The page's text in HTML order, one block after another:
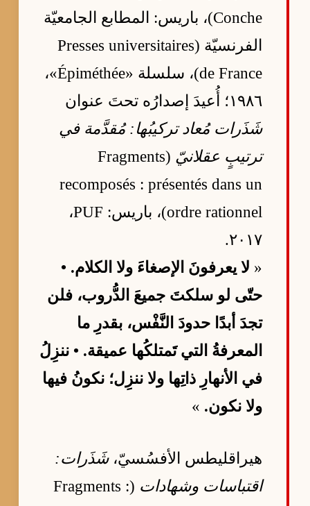
Conche)، باريس: المطابع الجامعيّة
الفرنسيّة (Presses universitaires
de France)، سلسلة «Épiméthée»،
١٩٨٦؛ أُعيدَ إصدارُه تحتَ عنوان
شَذَرات مُعاد تركيبُها: مُقدَّمة في
ترتيبٍ عقلانيّ (Fragments
recomposés : présentés dans un
ordre rationnel)، باريس: PUF،
٢٠١٧.
« لا يعرفونَ الإصغاءَ ولا الكلام. •
حتّى لو سلكتَ جميعَ الدُّروب، فلن
تجدَ أبدًا حدودَ النَّفْس، بقدرِ ما
المعرفةُ التي تَمتلكُها عميقة. • ننزِلُ
في الأنهارِ ذاتِها ولا ننزِل؛ نكونُ فيها
ولا نكون. »
هيراقليطس الأفسُسيّ،شَذَرات:
اقتباسات وشهادات
(Fragments :